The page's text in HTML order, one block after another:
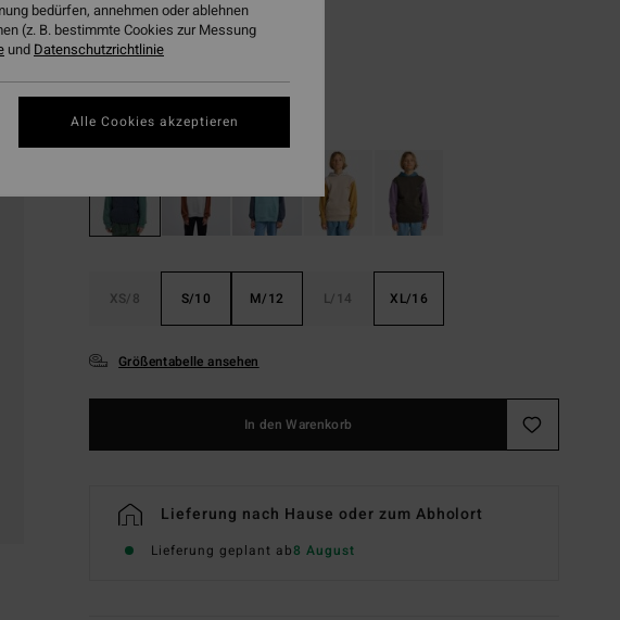
SALE
DOPPELTER RABATT EXTRA 25%
FarbeOmbre Blue
XS/8 S/10 M/12 L/14 XL/16
Größentabelle ansehen
In den Warenkorb
Lieferung nach Hause oder zum Abholort
Lieferung geplant ab8 August
bedürfen, annehmen oder ablehnen
(z. B. bestimmte Cookies zur Messung
und Datenschutzrichtlinie
Alle Cookies akzeptieren